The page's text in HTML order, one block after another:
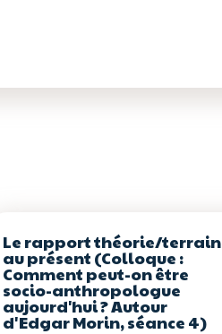
Le rapport théorie/terrain
au présent (Colloque :
Comment peut-on être
socio-anthropologue
aujourd'hui ? Autour
d'Edgar Morin, séance 4)